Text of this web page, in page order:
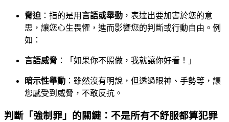
脅迫 ：指的是用言語或舉動 ，表達出要加害於您的意
思，讓您心生畏懼，進而影響您的判斷或行動自由。例
如：
言語威脅 ：「如果你不照做，我就讓你好看！」
暗示性舉動 ：雖然沒有明說，但透過眼神、手勢等，讓
您感受到威脅，不敢反抗。
判斷「強制罪」的關鍵：不是所有不舒服都算犯罪